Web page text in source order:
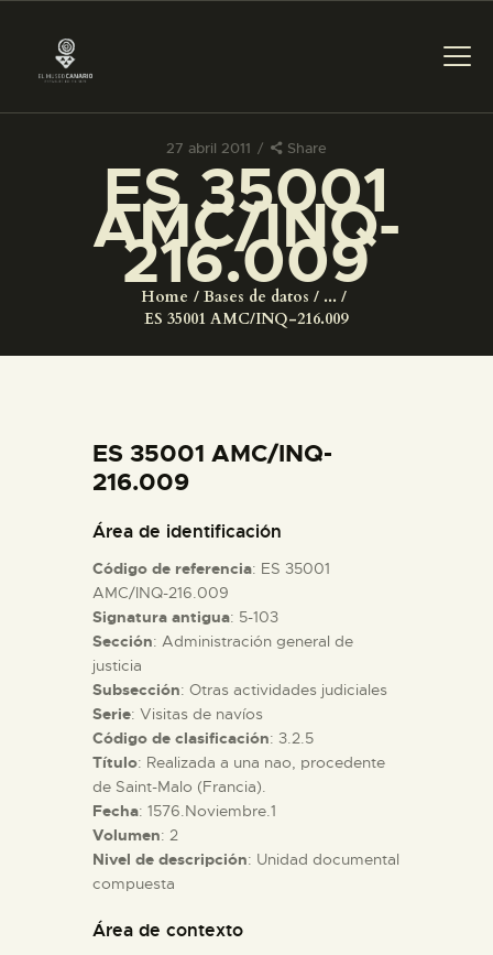
27 abril 2011 Share
ES 35001
AMC/INQ-
216.009
Home Bases de datos
...
ES 35001 AMC/INQ-216.009
PREPARAR LA VISITA
ACTIVIDADES
COLECCIONES
ESPAÑOL
PREPARAR LA VISITA
ACTIVIDADES
█
EL MUSEO
ES 35001 AMC/INQ-
216.009
Área de identificación
Código de referencia: ES 35001
AMC/INQ-216.009
Signatura antigua: 5-103
Sección: Administración general de
justicia
Subsección: Otras actividades judiciales
Serie: Visitas de navíos
Código de clasificación: 3.2.5
Título: Realizada a una nao, procedente
de Saint-Malo (Francia).
Fecha: 1576.Noviembre.1
Volumen: 2
Nivel de descripción: Unidad documental
compuesta
Área de contexto